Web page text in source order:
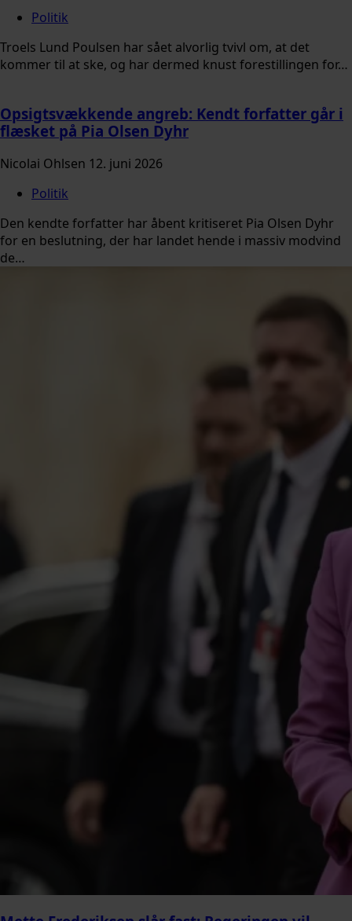
Politik
Troels Lund Poulsen har sået alvorlig tvivl om, at det
kommer til at ske, og har dermed knust forestillingen for…
Opsigtsvækkende angreb: Kendt forfatter går i
flæsket på Pia Olsen Dyhr
Nicolai Ohlsen 12. juni 2026
Politik
Den kendte forfatter har åbent kritiseret Pia Olsen Dyhr
for en beslutning, der har landet hende i massiv modvind
de…